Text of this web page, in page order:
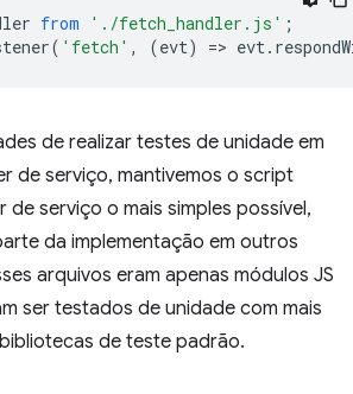
from './fetch_handler.js' ;
( 'fetch' , (evt) => evt.
de realizar testes de unidade em
de serviço, mantivemos o script
serviço o mais simples possível,
da implementação em outros
arquivos eram apenas módulos JS
ser testados de unidade com mais
de teste padrão.